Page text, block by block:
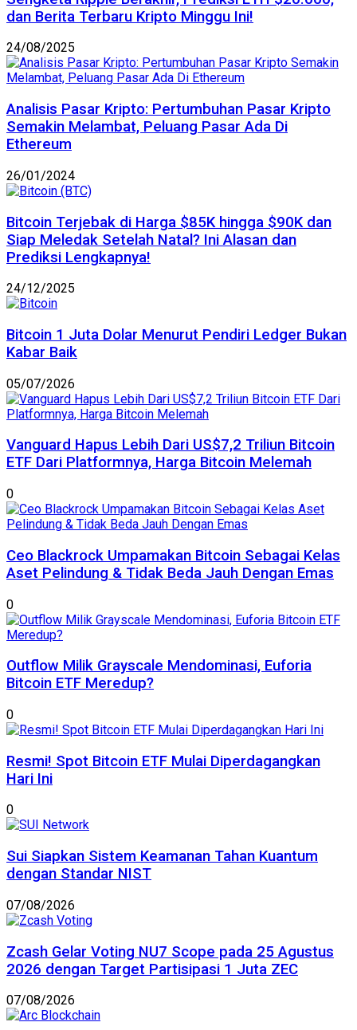
dan Berita Terbaru Kripto Minggu Ini!
24/08/2025
Analisis Pasar Kripto: Pertumbuhan Pasar Kripto
Semakin Melambat, Peluang Pasar Ada Di
Ethereum
26/01/2024
Bitcoin Terjebak di Harga $85K hingga $90K dan
Siap Meledak Setelah Natal? Ini Alasan dan
Prediksi Lengkapnya!
24/12/2025
Bitcoin 1 Juta Dolar Menurut Pendiri Ledger Bukan
Kabar Baik
05/07/2026
Vanguard Hapus Lebih Dari US$7,2 Triliun Bitcoin
ETF Dari Platformnya, Harga Bitcoin Melemah
0
Ceo Blackrock Umpamakan Bitcoin Sebagai Kelas
Aset Pelindung & Tidak Beda Jauh Dengan Emas
0
Outflow Milik Grayscale Mendominasi, Euforia
Bitcoin ETF Meredup?
0
Resmi! Spot Bitcoin ETF Mulai Diperdagangkan
Hari Ini
0
Sui Siapkan Sistem Keamanan Tahan Kuantum
dengan Standar NIST
07/08/2026
Zcash Gelar Voting NU7 Scope pada 25 Agustus
2026 dengan Target Partisipasi 1 Juta ZEC
07/08/2026